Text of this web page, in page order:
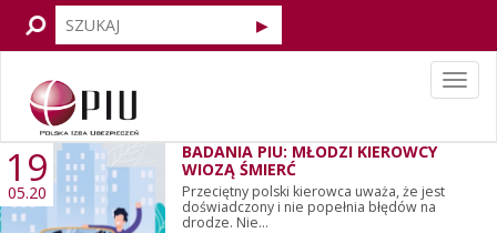
19
05.20
BADANIA PIU: MŁODZI KIEROWCY
WIOZĄ ŚMIERĆ
Przeciętny polski kierowca uważa, że jest
doświadczony i nie popełnia błędów na
drodze. Nie...